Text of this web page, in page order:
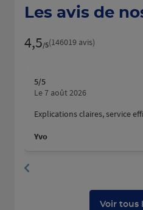
Les avis de
4,5/5Note de 4.5 sur 5
(146019 avis)
5/5
Le 7 août 2026
Explications claires, service
Yvo
Voir tous